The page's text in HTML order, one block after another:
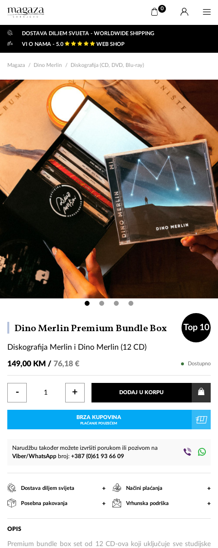
0
DOSTAVA DILJEM SVIJETA - WORLDWIDE SHIPPING
VI O NAMA - 5.0
WEB SHOP
Magaza Dino Merlin Diskografija (CD, DVD, Blu-ray)
Dino Merlin Premium Bundle Box
Merlin
Dino
Merlin
(12
Top 10
Diskografija Merlin i Dino Merlin (12 CD)
149,00 KM / 76,18 € Dostupno
- + DODAJ U KORPU
BRZA KUPOVINA
PLAĆANJE POUZEĆEM
Narudžbu također možete izvršiti porukom ili pozivom na
Viber/WhatsApp broj: +387 (0)61 93 66 09
Dostava diljem svijeta + Načini plaćanja +
Posebna pakovanja + Vrhunska podrška +
OPIS
Premium bundle box set od 12 CD-ova koji uključuje sve studijske